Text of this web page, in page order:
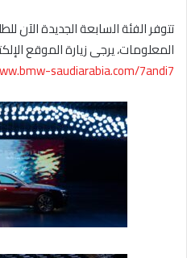
تتوفر الفئة السابعة الجديدة الآن
المعلومات، يرجى زيارة الموقع
saudiarabia.com/7andi7